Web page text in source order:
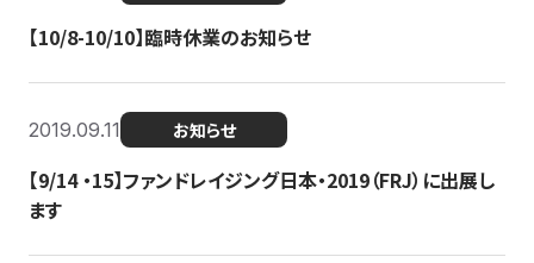
【10/8-10/10】臨時休業のお知らせ
2019.09.11 お知らせ
【9/14 ・15】ファンドレイジング日本・2019（FRJ）に出展し
ます